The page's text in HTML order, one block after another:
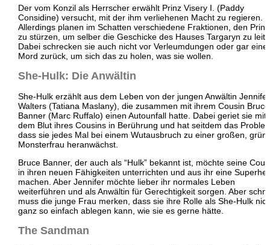
Der vom Konzil als Herrscher erwählt Prinz Visery I. (Paddy
Considine) versucht, mit der ihm verliehenen Macht zu regieren.
Allerdings planen im Schatten verschiedene Fraktionen, den
zu stürzen, um selber die Geschicke des Hauses Targaryn zu
Dabei schrecken sie auch nicht vor Verleumdungen oder gar
Mord zurück, um sich das zu holen, was sie wollen.
She-Hulk: Die Anwältin
She-Hulk erzählt aus dem Leben von der jungen Anwältin Jennifer
Walters (Tatiana Maslany), die zusammen mit ihrem Cousin Bruce
Banner (Marc Ruffalo) einen Autounfall hatte. Dabei geriet sie mit
dem Blut ihres Cousins in Berührung und hat seitdem das
dass sie jedes Mal bei einem Wutausbruch zu einer großen,
Monsterfrau heranwächst.
Bruce Banner, der auch als “Hulk” bekannt ist, möchte seine
in ihren neuen Fähigkeiten unterrichten und aus ihr eine
machen. Aber Jennifer möchte lieber ihr normales Leben
weiterführen und als Anwältin für Gerechtigkeit sorgen. Aber
muss die junge Frau merken, dass sie ihre Rolle als She-Hulk
ganz so einfach ablegen kann, wie sie es gerne hätte.
The Sandman